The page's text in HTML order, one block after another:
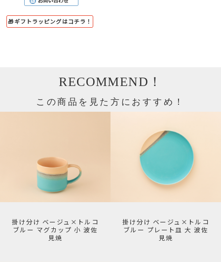
🎁ギフトラッピングはコチラ！
RECOMMEND！
この商品を見た方におすすめ！
掛け分け ベージュ×トルコ
ブルー マグカップ 小 波佐
見焼
掛け分け ベージュ×トルコ
ブルー プレート皿 大 波佐
見焼